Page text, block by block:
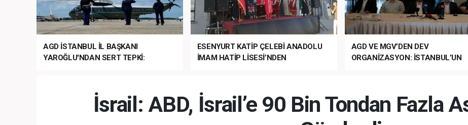
AGD İSTANBUL İL BAŞKANI
YAROĞLU'NDAN SERT TEPKİ:
ESENYURT KATİP ÇELEBİ ANADOLU
İMAM HATİP LİSESİ’NDEN
AGD VE MGV’DEN DEV
ORGANİZASYON: İSTANBUL’UN
İsrail: ABD, İsrail’e 90 Bin Tondan Fazla